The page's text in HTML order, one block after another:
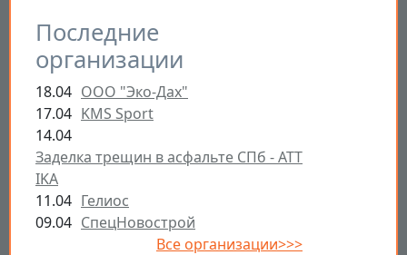
Последние
организации
18.04 ООО "Эко-Дах"
17.04 KMS Sport
14.04
Заделка трещин в асфальте СПб - ATT
IKA
11.04 Гелиос
09.04 СпецНовострой
Все организации>>>